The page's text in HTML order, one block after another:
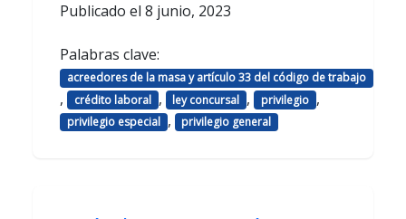
Publicado el 8 junio, 2023
Palabras clave:
acreedores de la masa y artículo 33 del código de trabajo
, crédito laboral , ley concursal , privilegio ,
privilegio especial , privilegio general